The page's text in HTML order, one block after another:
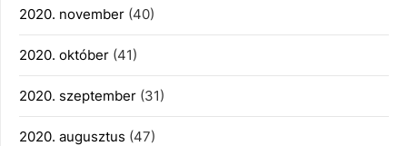
2020. november (40)
2020. október (41)
2020. szeptember (31)
2020. augusztus (47)